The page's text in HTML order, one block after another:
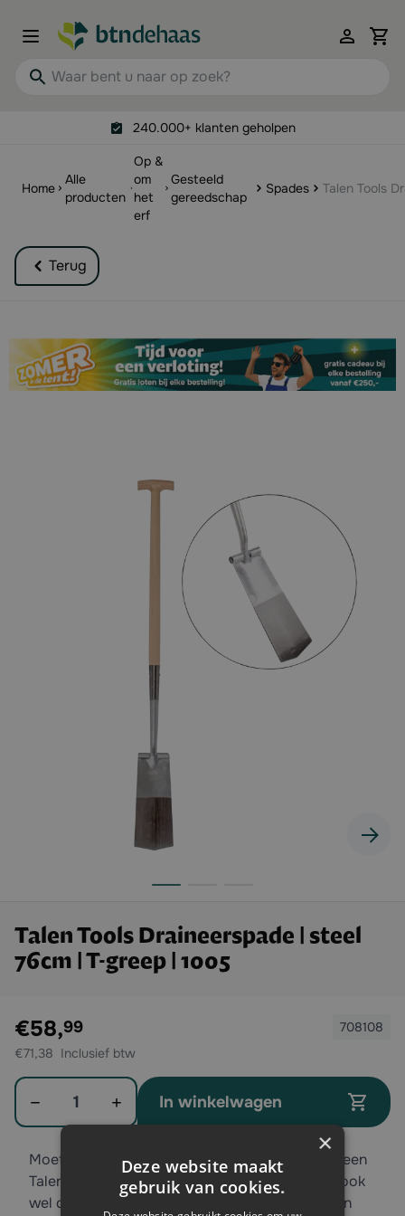
Waar bent u naar op zoek?
240.000+ klanten geholpen
Home
Alle
producten
Op &
om
het
erf
Gesteeld
gereedschap
Spades Talen Tools
Terug
Talen Tools Draineerspade | steel
76cm | T-greep | 1005
Exclusief btw:
€58,99
€71,38
708108
Aantal
In winkelwagen
Moet u smalle gleuven graven? Dan gebruikt u een
Talen Tools draineerspade. Deze spade wordt ook
wel drainagespade genoemd. Door het lange en
×
Deze website maakt
gebruik van cookies.